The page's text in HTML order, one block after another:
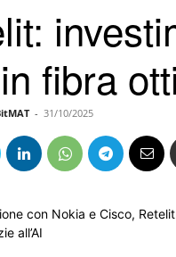
fibra
- 31/10/2025
con Nokia e Cisco,
all’AI